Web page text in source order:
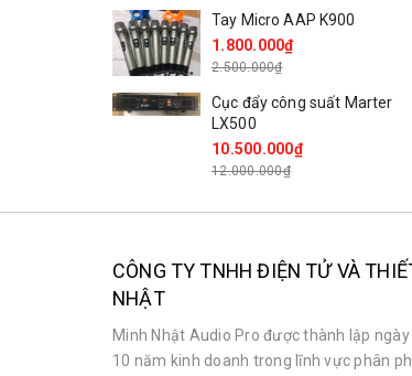
Tay Micro AAP K900
1.800.000₫
2.500.000₫
Cục đẩy công suất Marter
LX500
10.500.000₫
12.000.000₫
CÔNG TY TNHH ĐIỆN TỬ VÀ
NHẬT
Minh Nhật Audio Pro được thành lập
10 năm kinh doanh trong lĩnh vực phân